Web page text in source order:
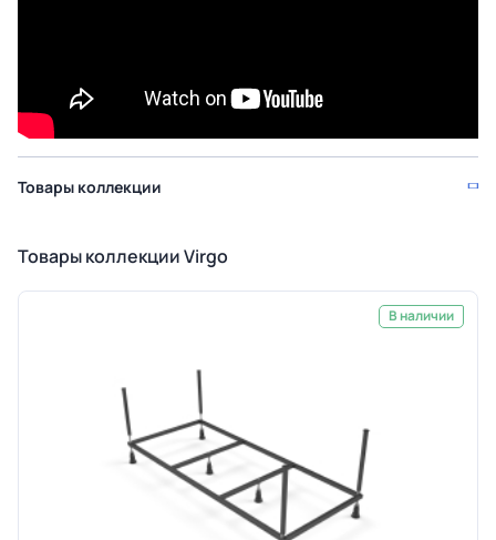
Товары коллекции
Товары коллекции Virgo
В наличии